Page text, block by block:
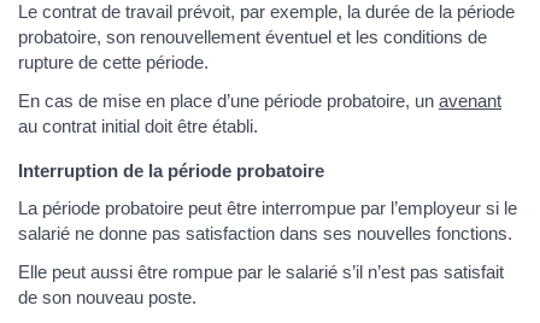
Le contrat de travail prévoit, par exemple, la durée de la période
probatoire, son renouvellement éventuel et les conditions de
rupture de cette période.
En cas de mise en place d’une période probatoire, un avenant
au contrat initial doit être établi.
Interruption de la période probatoire
La période probatoire peut être interrompue par l’employeur si le
salarié ne donne pas satisfaction dans ses nouvelles fonctions.
Elle peut aussi être rompue par le salarié s’il n’est pas satisfait
de son nouveau poste.